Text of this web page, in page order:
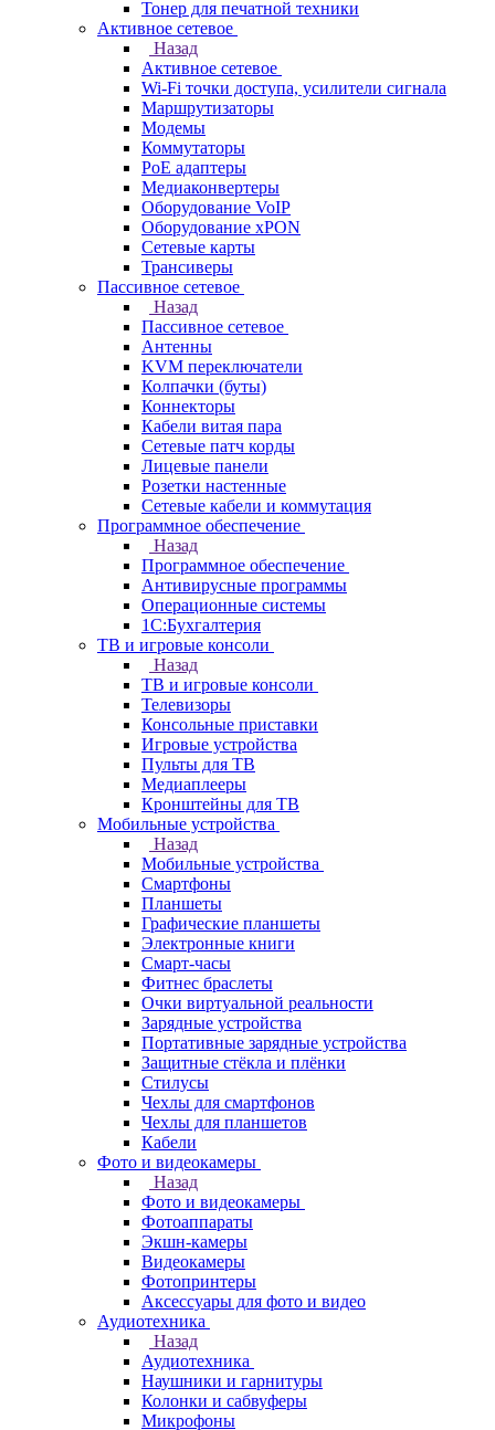
Тонер для печатной техники
Активное сетевое
Назад
Активное сетевое
Wi-Fi точки доступа, усилители сигнала
Маршрутизаторы
Модемы
Коммутаторы
PoE адаптеры
Медиаконвертеры
Оборудование VoIP
Оборудование xPON
Сетевые карты
Трансиверы
Пассивное сетевое
Назад
Пассивное сетевое
Антенны
KVM переключатели
Колпачки (буты)
Коннекторы
Кабели витая пара
Сетевые патч корды
Лицевые панели
Розетки настенные
Сетевые кабели и коммутация
Программное обеспечение
Назад
Программное обеспечение
Антивирусные программы
Операционные системы
1С:Бухгалтерия
ТВ и игровые консоли
Назад
ТВ и игровые консоли
Телевизоры
Консольные приставки
Игровые устройства
Пульты для ТВ
Медиаплееры
Кронштейны для ТВ
Мобильные устройства
Назад
Мобильные устройства
Смартфоны
Планшеты
Графические планшеты
Электронные книги
Смарт-часы
Фитнес браслеты
Очки виртуальной реальности
Зарядные устройства
Портативные зарядные устройства
Защитные стёкла и плёнки
Стилусы
Чехлы для смартфонов
Чехлы для планшетов
Кабели
Фото и видеокамеры
Назад
Фото и видеокамеры
Фотоаппараты
Экшн-камеры
Видеокамеры
Фотопринтеры
Аксессуары для фото и видео
Аудиотехника
Назад
Аудиотехника
Наушники и гарнитуры
Колонки и сабвуферы
Микрофоны